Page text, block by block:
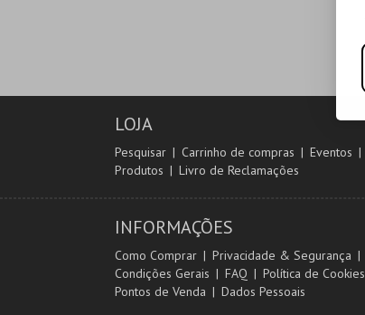
LOJA
Pesquisar Carrinho de compras Eventos
Produtos
Livro de Reclamações
INFORMAÇÕES
Como Comprar
Privacidade & Segurança
Condições Gerais
FAQ
Política de Cookies
Pontos de Venda
Dados Pessoais